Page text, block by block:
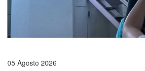
05 Agosto 2026